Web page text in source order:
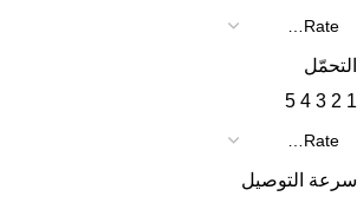
التحمّل
1
2
3
4
5
سرعة التوصيل